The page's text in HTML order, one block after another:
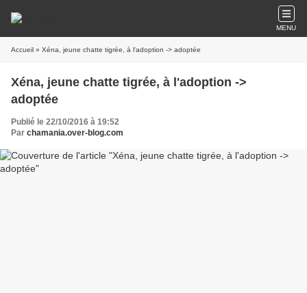
MENU
Accueil » Xéna, jeune chatte tigrée, à l'adoption -> adoptée
Xéna, jeune chatte tigrée, à l'adoption ->
adoptée
Publié le 22/10/2016 à 19:52
Par chamania.over-blog.com